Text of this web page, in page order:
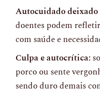
Autocuidado deixado
doentes podem
com saúde e
Culpa e autocrítica:
porco ou sente
sendo duro demais